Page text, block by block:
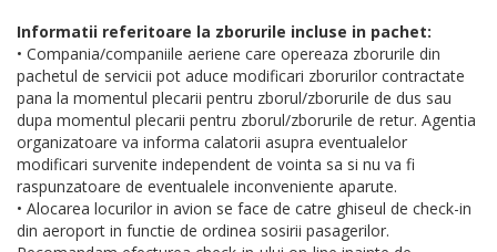
Informatii referitoare la zborurile incluse in pachet:
• Compania/companiile aeriene care opereaza zborurile din
pachetul de servicii pot aduce modificari zborurilor contractate
pana la momentul plecarii pentru zborul/zborurile de dus sau
dupa momentul plecarii pentru zborul/zborurile de retur. Agentia
organizatoare va informa calatorii asupra eventualelor
modificari survenite independent de vointa sa si nu va fi
raspunzatoare de eventualele inconveniente aparute.
• Alocarea locurilor in avion se face de catre ghiseul de check-in
din aeroport in functie de ordinea sosirii pasagerilor.